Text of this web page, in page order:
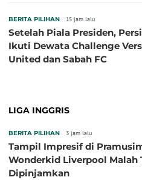
BERITA PILIHAN 15 jam lalu
Setelah Piala Presiden,
Ikuti Dewata Challenge
United dan Sabah FC
LIGA INGGRIS
BERITA PILIHAN 3 jam lalu
Tampil Impresif di
Wonderkid Liverpool Malah
Dipinjamkan